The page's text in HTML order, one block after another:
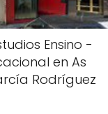
Ensino -
en As
Rodríguez